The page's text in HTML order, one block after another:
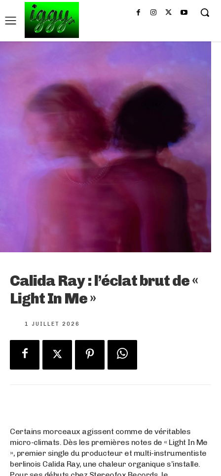
Calida Ray : l’éclat brut de «
Light In Me »
1 JUILLET 2026
Certains morceaux agissent comme de véritables
micro-climats. Dès les premières notes de « Light In Me
», premier single du producteur et multi-instrumentiste
berlinois Calida Ray, une chaleur organique s’installe.